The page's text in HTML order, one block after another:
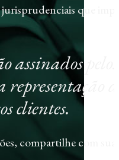
jurisprudenciais que
assinados
representação
clientes.
compartilhe com